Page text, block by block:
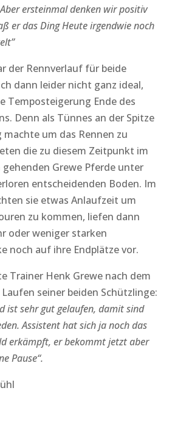
ersteinmal denken wir positiv
er das Ding Heute irgendwie noch
der Rennverlauf für beide
dann leider nicht ganz ideal,
Temposteigerung Ende des
Denn als Tünnes an der Spitze
machte um das Rennen zu
die zu diesem Zeitpunkt im
Grewe Pferde unter
entscheidenden Boden. Im
sie etwas Anlaufzeit um
zu kommen, liefen dann
oder weniger starken
noch auf ihre Endplätze vor.
Trainer Henk Grewe nach dem
seiner beiden Schützlinge:
ist sehr gut gelaufen, damit sind
Assistent hat sich ja noch das
erkämpft, er bekommt jetzt aber
Pause“.